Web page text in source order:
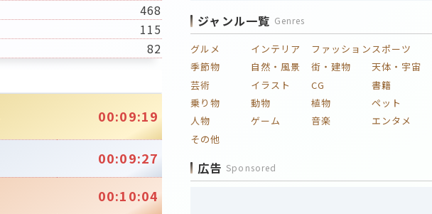
468
115
82
00:09:19
00:09:27
00:10:04
ジャンル一覧 Genres
グルメ インテリア ファッションスポーツ
季節物
自然・風景 街・建物
天体・宇宙
芸術
イラスト CG
書籍
乗り物
動物 植物
ペット
人物
ゲーム 音楽
エンタメ
その他
広告 Sponsored